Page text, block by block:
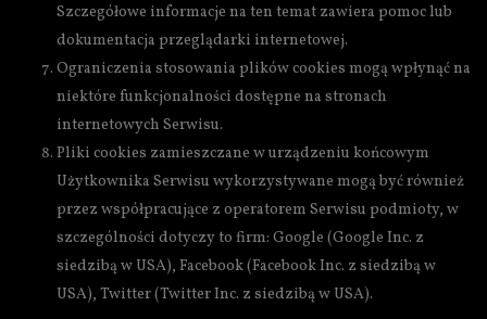
Szczegółowe informacje na ten temat zawiera pomoc lub
dokumentacja przeglądarki internetowej.
Ograniczenia stosowania plików cookies mogą wpłynąć na
niektóre funkcjonalności dostępne na stronach
internetowych Serwisu.
Pliki cookies zamieszczane w urządzeniu końcowym
Użytkownika Serwisu wykorzystywane mogą być również
przez współpracujące z operatorem Serwisu podmioty, w
szczególności dotyczy to firm: Google (Google Inc. z
siedzibą w USA), Facebook (Facebook Inc. z siedzibą w
USA), Twitter (Twitter Inc. z siedzibą w USA).